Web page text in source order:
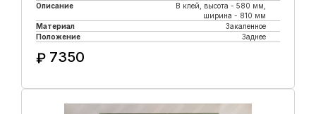
Описание
В клей, высота - 580 мм,
ширина - 810 мм
Материал
Закаленное
Положение
Заднее
₽ 7350